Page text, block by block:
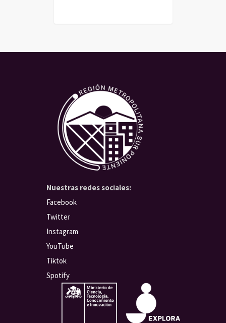
Nuestras redes sociales:
Facebook
Twitter
Instagram
YouTube
Tiktok
Spotify